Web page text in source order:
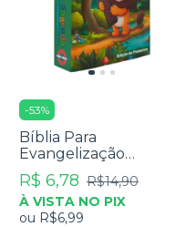
-53%
Bíblia Para
Evangelização
Pequena - RC Edição
De Promessas - Capa
Infantil
R$ 6,78 R$14,90
À VISTA NO PIX
ou R$6,99